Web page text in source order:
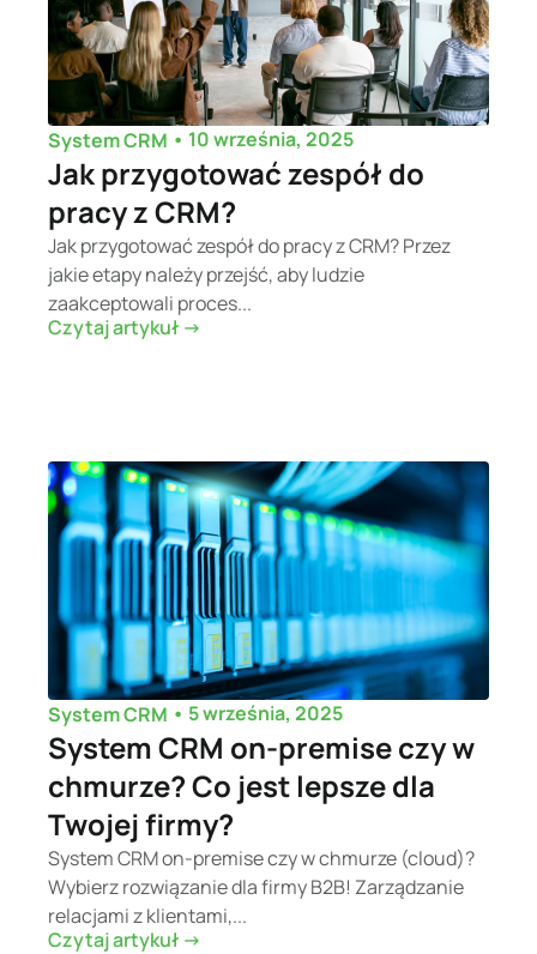
System CRM • 10 września, 2025
Jak przygotować zespół do
pracy z CRM?
Jak przygotować zespół do pracy z CRM? Przez
jakie etapy należy przejść, aby ludzie
zaakceptowali proces...
Czytaj artykuł ->
System CRM • 5 września, 2025
System CRM on-premise czy w
chmurze? Co jest lepsze dla
Twojej firmy?
System CRM on-premise czy w chmurze (cloud)?
Wybierz rozwiązanie dla firmy B2B! Zarządzanie
relacjami z klientami,...
Czytaj artykuł ->